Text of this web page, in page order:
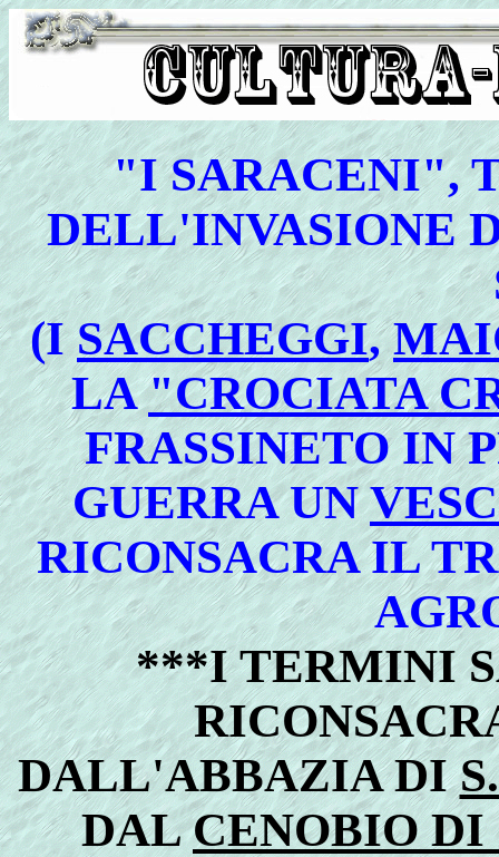
"I SARACENI",
DELL'INVASIONE
(ISACCHEGGI,
LA"CROCIATA
FRASSINETO IN
GUERRA UN
RICONSACRA IL
***I TERMINI
DALL'ABBAZIA DI
DALCENOBIO